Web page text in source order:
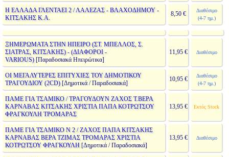
Η ΕΛΛΑΔΑ ΓΛΕΝΤΑΕΙ 2 / ΛΑΛΕΖΑΣ - ΒΛΑΧΟΔΗΜΟΥ -
ΚΙΤΣΑΚΗΣ Κ.Α.
8,50 €
Διαθέσιμο
(4-7 ημ.)
ΞΗΜΕΡΩΜΑΤΑ ΣΤΗΝ ΗΠΕΙΡΟ (ΣΤ. ΜΠΕΛΛΟΣ, Σ.
ΣΙΑΤΡΑΣ, ΚΙΤΣΑΚΗΣ) - (ΔΙΑΦΟΡΟΙ -
VARIOUS)[Παραδοσιακά Ηπειρώτικα]
11,95 € Διαθέσιμο
ΟΙ ΜΕΓΑΛΥΤΕΡΕΣ ΕΠΙΤΥΧΙΕΣ ΤΟΥ ΔΗΜΟΤΙΚΟΥ
ΤΡΑΓΟΥΔΙΟΥ (2CD)[Δημοτικά / Παραδοσιακά]
10,95 €
Διαθέσιμο
(4-7 ημ.)
ΠΑΜΕ ΓΙΑ ΤΣΑΜΙΚΟ / ΤΡΑΓΟΥΔΟΥΝ ΖΑΧΟΣ Τ.ΒΕΡΑ
ΚΑΡΝΑΒΑΣ ΚΙΤΣΑΚΗΣ ΧΡΙΣΤΙΑ ΠΑΠΑ ΚΟΤΡΩΤΣΟΥ
ΦΡΑΓΚΟΥΛΗ ΤΡΟΜΑΡΑΣ
13,95 € Εκτός Stock
ΠΑΜΕ ΓΙΑ ΤΣΑΜΙΚΟ Ν 2 / ΖΑΧΟΣ ΠΑΠΑ ΚΙΤΣΑΚΗΣ
ΚΑΡΝΑΒΑΣ ΒΕΡΑ ΤΖΙΜΑΣ ΤΡΟΜΑΡΑΣ ΧΡΙΣΤΙΑ
ΚΟΤΡΩΤΣΟΥ ΦΡΑΓΚΟΥΛΗ [Δημοτικά / Παραδοσιακά]
13,95 € Διαθέσιμο